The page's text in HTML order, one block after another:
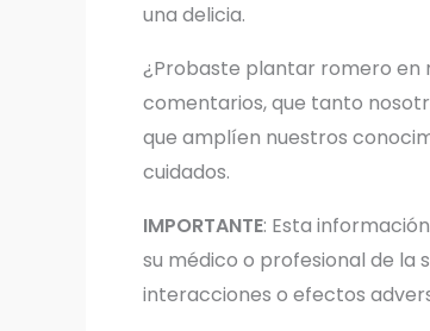
una delicia.
¿Probaste plantar romero en
comentarios, que tanto
que amplíen nuestros
cuidados.
IMPORTANTE: Esta
su médico o profesional de la
interacciones o efectos